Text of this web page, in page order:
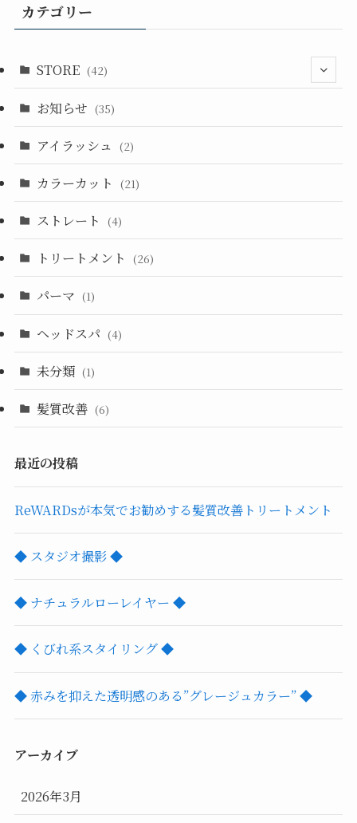
カテゴリー
STORE (42)
(33)
(14)
お知らせ (35)
アイラッシュ (2)
カラーカット (21)
ストレート (4)
トリートメント (26)
パーマ (1)
ヘッドスパ (4)
未分類 (1)
髪質改善 (6)
最近の投稿
ReWARDsが本気でお勧めする髪質改善トリートメント
◆ スタジオ撮影 ◆
◆ ナチュラルローレイヤー ◆
◆ くびれ系スタイリング ◆
◆ 赤みを抑えた透明感のある”グレージュカラー” ◆
アーカイブ
2026年3月